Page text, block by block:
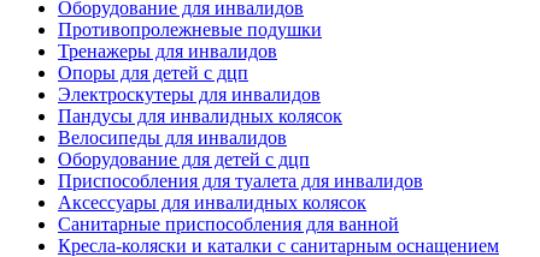
Оборудование для инвалидов
Противопролежневые подушки
Тренажеры для инвалидов
Опоры для детей с дцп
Электроскутеры для инвалидов
Пандусы для инвалидных колясок
Велосипеды для инвалидов
Оборудование для детей с дцп
Приспособления для туалета для инвалидов
Аксессуары для инвалидных колясок
Санитарные приспособления для ванной
Кресла-коляски и каталки с санитарным оснащением